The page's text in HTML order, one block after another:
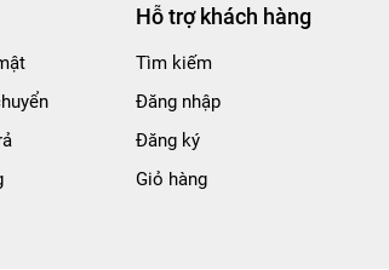
Hỗ trợ khách hàng
Tìm kiếm
Đăng nhập
Đăng ký
Giỏ hàng